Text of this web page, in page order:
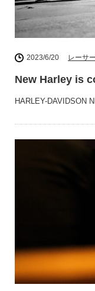
2023/6/20 レーサ
New Harley is
HARLEY-DAVIDSON